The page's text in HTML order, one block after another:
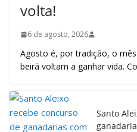
volta!
6 de agosto, 2026
Agosto é, por tradição, o
beirã voltam a ganhar vida.
Santo